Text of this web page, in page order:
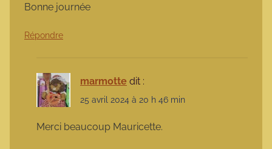
Bonne journée
Répondre
marmotte dit :
25 avril 2024 à 20 h 46 min
Merci beaucoup Mauricette.